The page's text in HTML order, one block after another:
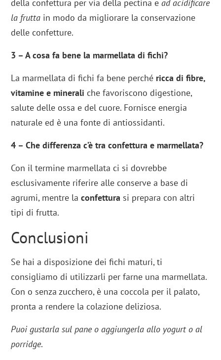
della confettura per via della pectina ead acidificare
la frutta in modo da migliorare la conservazione
delle confetture.
3 – A cosa fa bene la marmellata di fichi?
La marmellata di fichi fa bene perché ricca di fibre,
vitamine e minerali che favoriscono digestione,
salute delle ossa e del cuore. Fornisce energia
naturale ed è una fonte di antiossidanti.
4 – Che differenza c’è tra confettura e marmellata?
Con il termine marmellata ci si dovrebbe
esclusivamente riferire alle conserve a base di
agrumi, mentre laconfettura si prepara con altri
tipi di frutta.
Conclusioni
Se hai a disposizione dei fichi maturi, ti
consigliamo di utilizzarli per farne una marmellata.
Con o senza zucchero, è una coccola per il palato,
pronta a rendere la colazione deliziosa.
Puoi gustarla sul pane o aggiungerla allo yogurt o al
porridge.